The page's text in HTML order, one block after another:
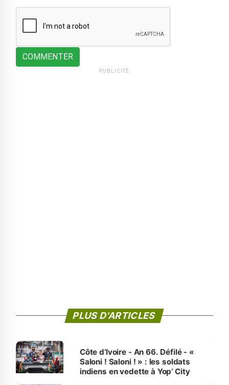
COMMENTER
PUBLICITÉ
PLUS D'ARTICLES
Côte d’Ivoire - An 66. Défilé - «
Saloni ! Saloni ! » : les soldats
indiens en vedette à Yop’ City